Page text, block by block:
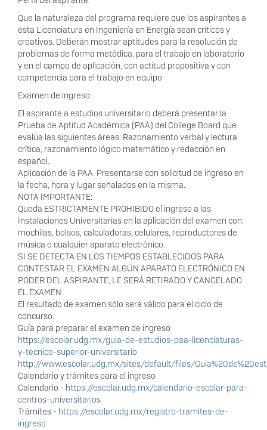
Que la naturaleza del programa requiere que los aspirantes a
esta Licenciatura en Ingeniería en Energía sean críticos y
creativos. Deberán mostrar aptitudes para la resolución de
problemas de forma metódica, para el trabajo en laboratorio
y en el campo de aplicación, con actitud propositiva y con
competencia para el trabajo en equipo
Examen de ingreso:
El aspirante a estudios universitario deberá presentar la
Prueba de Aptitud Académica (PAA) del College Board que
evalúa las siguientes áreas: Razonamiento verbal y lectura
crítica, razonamiento lógico matemático y redacción en
español.
Aplicación de la PAA. Presentarse con solicitud de ingreso en
la fecha, hora y lugar señalados en la misma.
NOTA IMPORTANTE:
Queda ESTRICTAMENTE PROHIBIDO el ingreso a las
Instalaciones Universitarias en la aplicación del examen con:
mochilas, bolsos, calculadoras, celulares, reproductores de
música o cualquier aparato electrónico.
SI SE DETECTA EN LOS TIEMPOS ESTABLECIDOS PARA
CONTESTAR EL EXAMEN ALGÚN APARATO ELECTRÓNICO EN
PODER DEL ASPIRANTE, LE SERÁ RETIRADO Y CANCELADO
EL EXAMEN.
El resultado de examen sólo será válido para el ciclo de
concurso.
Guía para preparar el examen de ingreso
https://escolar.udg.mx/guia-de-estudios-paa-licenciaturas-
y-tecnico-superior-universitario
http://www.escolar.udg.mx/sites/default/files/
Calendario y trámites para el ingreso
Calendario - https://escolar.udg.mx/calendario-escolar-para-
centros-universitarios
Trámites - https://escolar.udg.mx/registro-tramites-de-
ingreso